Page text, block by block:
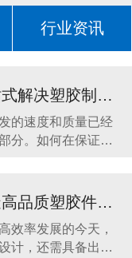
行业资讯
从构想到交付，一站式解决塑胶制品加工难题 —— 东莞市亿森精密模具有限公司助力企业高效开发高品质产品
的速度和质量已经
分。如何在保证品
塑胶制品领域，从
，再到表面处理、
多个工艺，如果分
从模具到成品，打造高品质塑胶件的一站式解决方案
效率发展的今天，
计，还需具备出色